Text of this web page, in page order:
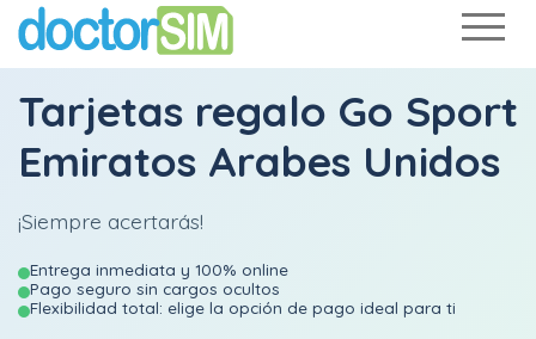
Tarjetas regalo Go Sport
Emiratos Arabes Unidos
¡Siempre acertarás!
Entrega inmediata y 100% online
Pago seguro sin cargos ocultos
Flexibilidad total: elige la opción de pago ideal para ti